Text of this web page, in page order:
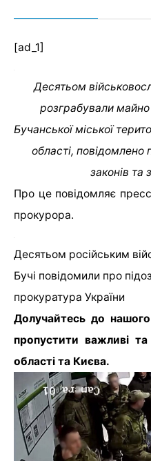
[ad_1]
Десятьом
розграбували
Бучанської міської
області, повідомлено
законів та
Про це повідомляє
прокурора.
Десятьом російським
Бучі повідомили про
прокуратура України
Долучайтесь до
пропустити важливі
області та Києва.